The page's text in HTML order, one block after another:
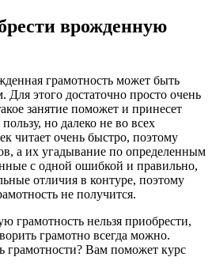
врожденную
грамотность может быть
Для этого достаточно просто очень
занятие поможет и принесет
но далеко не во всех
читает очень быстро, поэтому
а их угадывание по определенным
с одной ошибкой и правильно,
отличия в контуре, поэтому
не получится.
грамотность нельзя приобрести,
грамотно всегда можно.
грамотности? Вам поможет курс